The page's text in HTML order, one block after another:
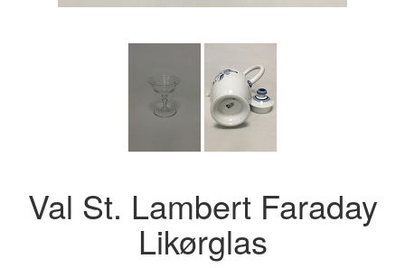
Val St. Lambert Faraday
Likørglas